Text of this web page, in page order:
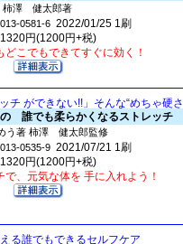
柿澤 健太郎著
0581-6 2022/01/25 1刷
1320円(1200円+税)
どこでもできてすぐに効く！
チ ができない!!」そんな“めちゃ硬さ
誰でも柔らかくなるストレッチ
う著 柿澤 健太郎監修
0535-9 2021/07/21 1刷
1320円(1200円+税)
で、元気な体を 手に入れよう！
る誰でもできるセルフケア